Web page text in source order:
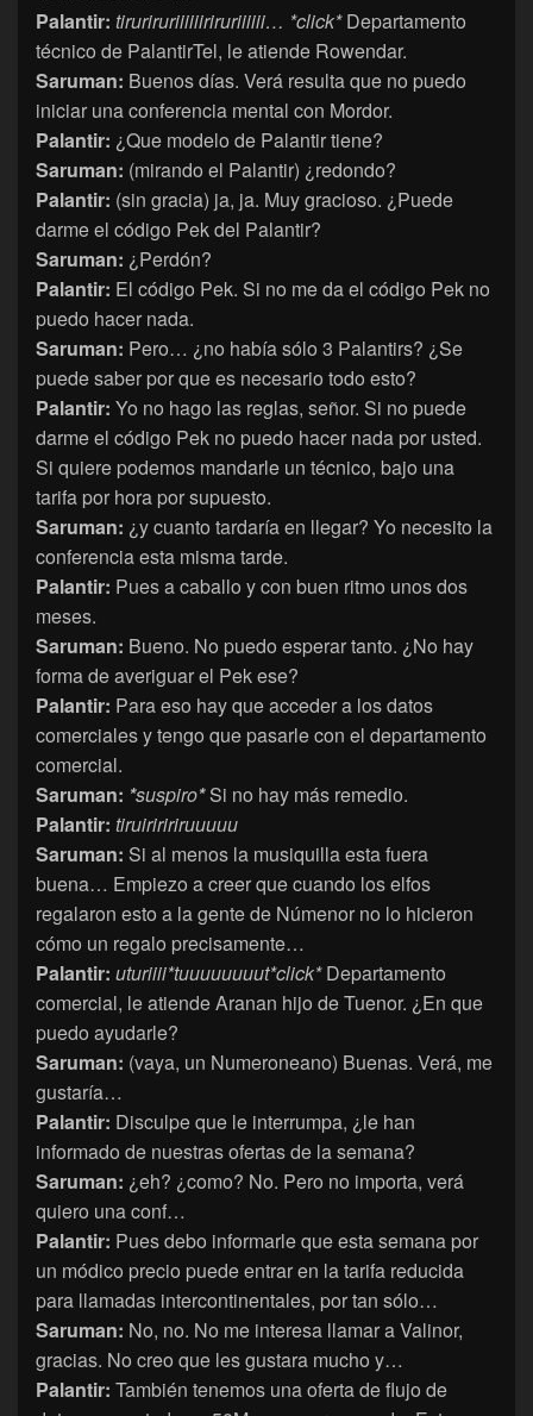
Palantir: tiruriruriiiiiiriruriiiiii… *click*Departamento
técnico de PalantirTel, le atiende Rowendar.
Saruman: Buenos días. Verá resulta que no puedo
iniciar una conferencia mental con Mordor.
Palantir: ¿Que modelo de Palantir tiene?
Saruman: (mirando el Palantir) ¿redondo?
Palantir: (sin gracia) ja, ja. Muy gracioso. ¿Puede
darme el código Pek del Palantir?
Saruman: ¿Perdón?
Palantir: El código Pek. Si no me da el código Pek no
puedo hacer nada.
Saruman: Pero… ¿no había sólo 3 Palantirs? ¿Se
puede saber por que es necesario todo esto?
Palantir: Yo no hago las reglas, señor. Si no puede
darme el código Pek no puedo hacer nada por usted.
Si quiere podemos mandarle un técnico, bajo una
tarifa por hora por supuesto.
Saruman: ¿y cuanto tardaría en llegar? Yo necesito la
conferencia esta misma tarde.
Palantir: Pues a caballo y con buen ritmo unos dos
meses.
Saruman: Bueno. No puedo esperar tanto. ¿No hay
forma de averiguar el Pek ese?
Palantir: Para eso hay que acceder a los datos
comerciales y tengo que pasarle con el departamento
comercial.
Saruman: *suspiro*Si no hay más remedio.
Palantir: tiruiriririruuuuu
Saruman: Si al menos la musiquilla esta fuera
buena… Empiezo a creer que cuando los elfos
regalaron esto a la gente de Númenor no lo hicieron
cómo un regalo precisamente…
Palantir: uturiiii*tuuuuuuuut*click*Departamento
comercial, le atiende Aranan hijo de Tuenor. ¿En que
puedo ayudarle?
Saruman: (vaya, un Numeroneano) Buenas. Verá, me
gustaría…
Palantir: Disculpe que le interrumpa, ¿le han
informado de nuestras ofertas de la semana?
Saruman: ¿eh? ¿como? No. Pero no importa, verá
quiero una conf…
Palantir: Pues debo informarle que esta semana por
un módico precio puede entrar en la tarifa reducida
para llamadas intercontinentales, por tan sólo…
Saruman: No, no. No me interesa llamar a Valinor,
gracias. No creo que les gustara mucho y…
Palantir: También tenemos una oferta de flujo de